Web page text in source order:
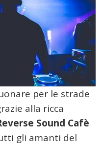
per le strade
alla ricca
Sound Cafè
gli amanti del